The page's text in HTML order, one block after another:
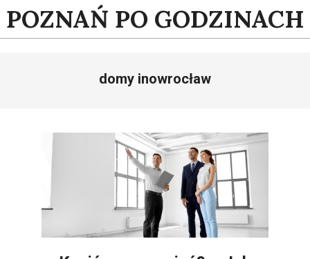
to
content
POZNAŃ PO GODZINACH
domy inowrocław